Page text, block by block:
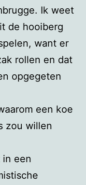
Ik weet
de hooiberg
want er
rollen en dat
opgegeten
een koe
zou willen
in een